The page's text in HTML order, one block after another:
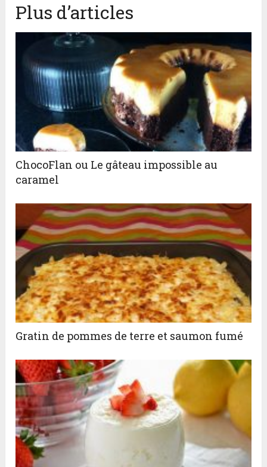
Plus d’articles
ChocoFlan ou Le gâteau impossible au
caramel
Gratin de pommes de terre et saumon fumé